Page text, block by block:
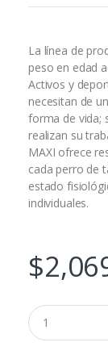
La línea de
peso en edad
Activos y
necesitan de
forma de vida;
realizan su
MAXI ofrece
cada perro de
estado
individuales.
$